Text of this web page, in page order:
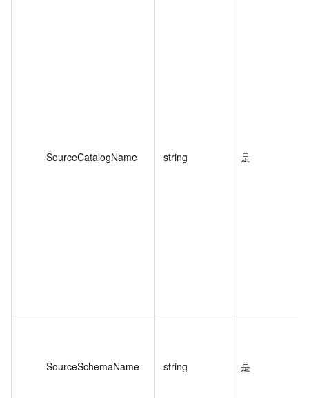
SourceCatalogName string 是
SourceSchemaName string 是